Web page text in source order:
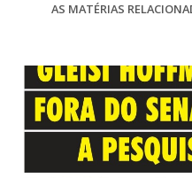
AS MATÉRIAS